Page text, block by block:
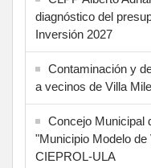
diagnóstico del
Inversión 2027
Contaminación y
a vecinos de Villa
Concejo Municipal
"Municipio Modelo de
CIEPROL-ULA